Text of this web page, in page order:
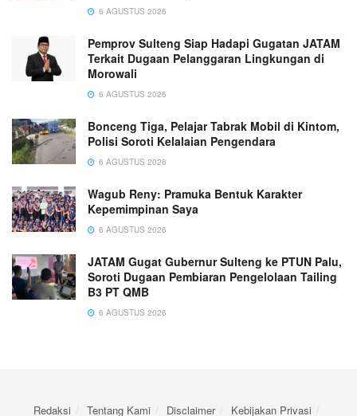
6 AGUSTUS 2026
Pemprov Sulteng Siap Hadapi Gugatan JATAM
Terkait Dugaan Pelanggaran Lingkungan di
Morowali
6 AGUSTUS 2026
Bonceng Tiga, Pelajar Tabrak Mobil di Kintom,
Polisi Soroti Kelalaian Pengendara
6 AGUSTUS 2026
Wagub Reny: Pramuka Bentuk Karakter
Kepemimpinan Saya
6 AGUSTUS 2026
JATAM Gugat Gubernur Sulteng ke PTUN Palu,
Soroti Dugaan Pembiaran Pengelolaan Tailing
B3 PT QMB
6 AGUSTUS 2026
Redaksi Tentang Kami Disclaimer Kebijakan Privasi